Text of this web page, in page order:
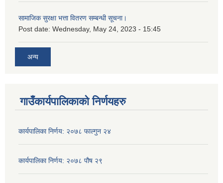
सामाजिक सुरक्षा भत्ता वितरण सम्बन्धी सूचना।
Post date: Wednesday, May 24, 2023 - 15:45
अन्य
गाउँकार्यपालिकाको निर्णयहरु
कार्यपालिका निर्णय: २०७८ फाल्गुन २४
कार्यपालिका निर्णय: २०७८ पौष २९